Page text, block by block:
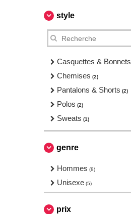
style
Casquettes & Bonnets
Chemises (2)
Pantalons & Shorts (2)
Polos (2)
Sweats (1)
genre
Hommes (8)
Unisexe (5)
prix